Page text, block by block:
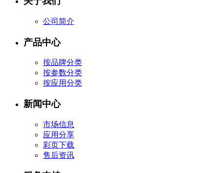
公司简介
产品中心
按品牌分类
按参数分类
按应用分类
新闻中心
市场信息
应用分享
彩页下载
售后资讯